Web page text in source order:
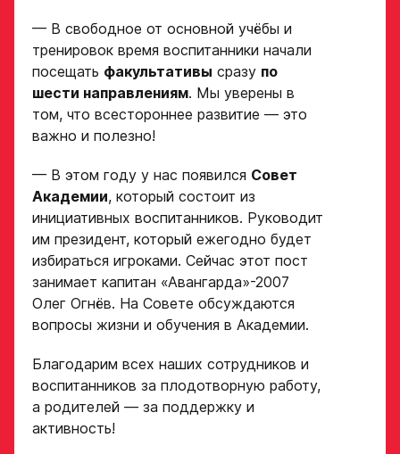
— В свободное от основной учёбы и
тренировок время воспитанники начали
посещать факультативы сразу по
шести направлениям. Мы уверены в
том, что всестороннее развитие — это
важно и полезно!
— В этом году у нас появился Совет
Академии, который состоит из
инициативных воспитанников. Руководит
им президент, который ежегодно будет
избираться игроками. Сейчас этот пост
занимает капитан «Авангарда»-2007
Олег Огнёв. На Совете обсуждаются
вопросы жизни и обучения в Академии.
Благодарим всех наших сотрудников и
воспитанников за плодотворную работу,
а родителей — за поддержку и
активность!
если опыта игры нет,
оставьте это поле пустым
ФИО законного
представителя
Номер телефона
законного
представителя
Нажимая кнопку
«Отправить»,
вы принимаете
обработки
персональных
данных
Ассоциации
ХК Авангард
Название школы /
команды, за которую
играет спортсмен
в настоящее время
Нарезки игровых смен
в двух крайних играх
Поместите в строку ответа
ссылку на облачное
хранилище, на которое
Игровой номер
СПАСИБО ЗА ЗАЯВКУ!
Если данные ученика соответствуют
требованиям для обучения в Академии, мы
Ok